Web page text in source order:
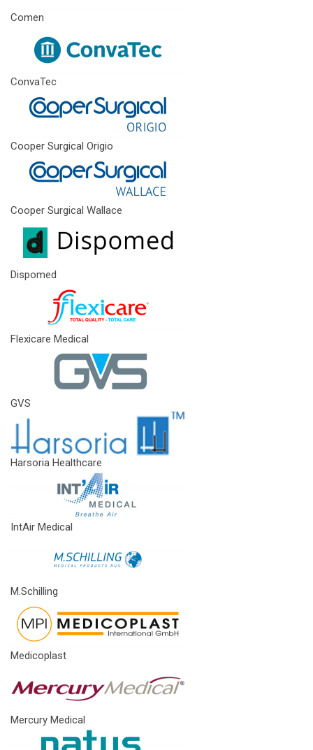
Comen
ConvaTec
Cooper Surgical Origio
Cooper Surgical Wallace
Dispomed
Flexicare Medical
GVS
Harsoria Healthcare
IntAir Medical
M.Schilling
Medicoplast
Mercury Medical